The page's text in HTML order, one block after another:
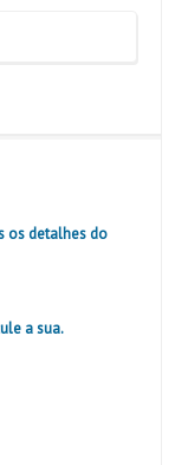
os detalhes do
a sua.